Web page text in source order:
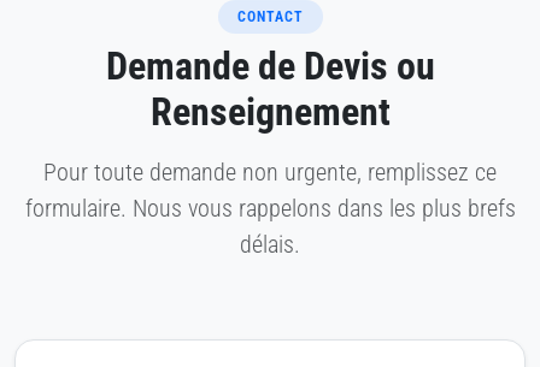
CONTACT
Demande de Devis ou
Renseignement
Pour toute demande non urgente, remplissez ce
formulaire. Nous vous rappelons dans les plus brefs
délais.